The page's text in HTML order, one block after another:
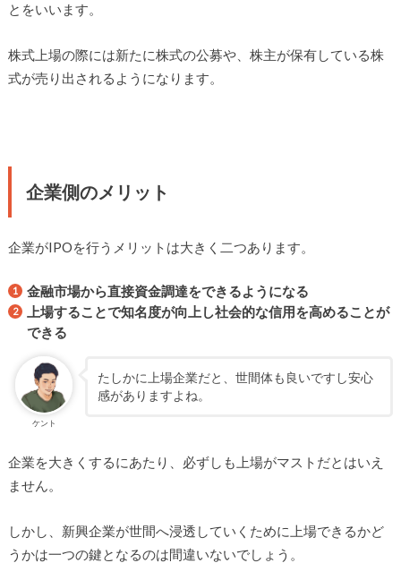
とをいいます。
株式上場の際には新たに株式の公募や、株主が保有している株
式が売り出されるようになります。
企業側のメリット
企業がIPOを行うメリットは大きく二つあります。
金融市場から直接資金調達をできるようになる
上場することで知名度が向上し社会的な信用を高めることが
できる
ケント
たしかに上場企業だと、世間体も良いですし安心
感がありますよね。
企業を大きくするにあたり、必ずしも上場がマストだとはいえ
ません。
しかし、新興企業が世間へ浸透していくために上場できるかど
うかは一つの鍵となるのは間違いないでしょう。